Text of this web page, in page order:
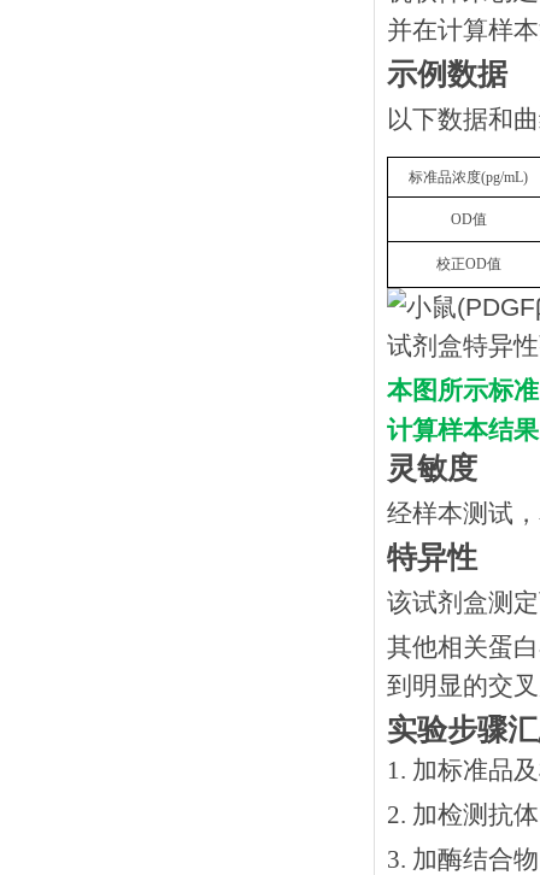
并在计算样
示例数据
以下数据和
标准品浓度(pg/mL)
OD值
校正OD值
本图所示标
计算样本结果
灵敏度
经样本测试
特异性
该试剂盒测
其他相关蛋
到明显的交
实验步骤
1. 加标准品
2. 加检测抗
3. 加酶结合